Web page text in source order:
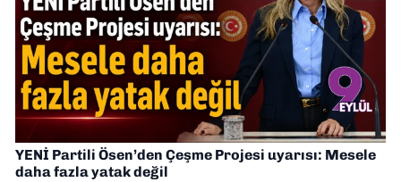
YENİ Partili Ösen’den Çeşme Projesi uyarısı: Mesele
daha fazla yatak değil